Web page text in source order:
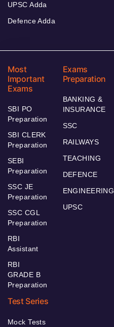
UPSC Adda
Defence Adda
Most
Important
Exams
SBI PO
Preparation
SBI CLERK
Preparation
SEBI
Preparation
SSC JE
Preparation
SSC CGL
Preparation
RBI
Assistant
RBI
GRADE B
Preparation
Exams
Preparation
BANKING &
INSURANCE
SSC
RAILWAYS
TEACHING
DEFENCE
ENGINEERING
UPSC
Test Series
Mock Tests